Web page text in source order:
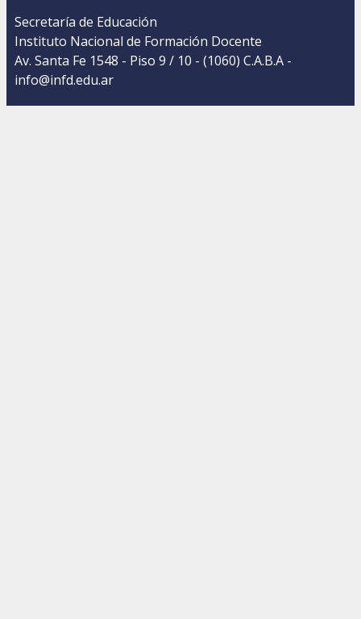
Secretaría de Educación
Instituto Nacional de Formación Docente
Av. Santa Fe 1548 - Piso 9 / 10 - (1060) C.A.B.A -
info@infd.edu.ar